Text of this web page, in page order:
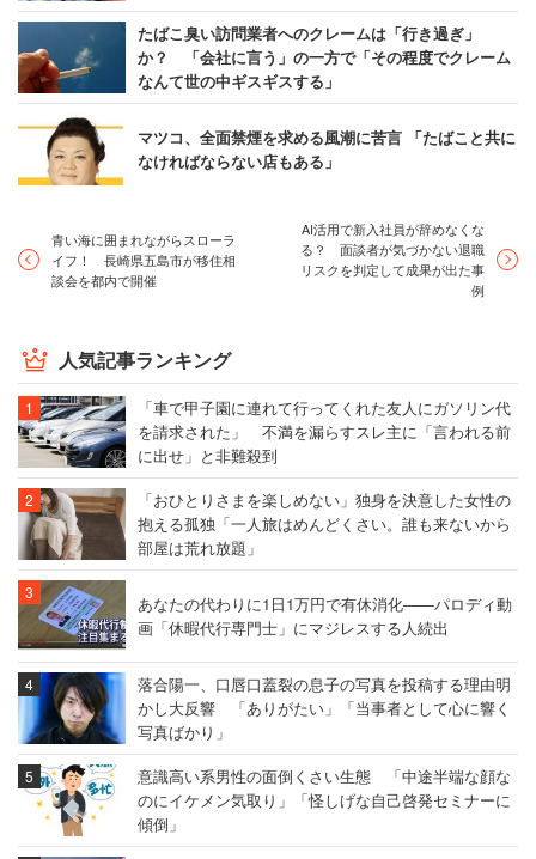
たばこ臭い訪問業者へのクレームは「行き過ぎ」
か？ 「会社に言う」の一方で「その程度でクレーム
なんて世の中ギスギスする」
マツコ、全面禁煙を求める風潮に苦言 「たばこと共に
なければならない店もある」
青い海に囲まれながらスローラ
イフ！ 長崎県五島市が移住相
談会を都内で開催
AI活用で新入社員が辞めなくな
る？ 面談者が気づかない退職
リスクを判定して成果が出た事
例
人気記事ランキング
「車で甲子園に連れて行ってくれた友人にガソリン代
を請求された」 不満を漏らすスレ主に「言われる前
に出せ」と非難殺到
「おひとりさまを楽しめない」独身を決意した女性の
抱える孤独「一人旅はめんどくさい。誰も来ないから
部屋は荒れ放題」
あなたの代わりに1日1万円で有休消化――パロディ動
画「休暇代行専門士」にマジレスする人続出
落合陽一、口唇口蓋裂の息子の写真を投稿する理由明
かし大反響 「ありがたい」「当事者として心に響く
写真ばかり」
意識高い系男性の面倒くさい生態 「中途半端な顔な
のにイケメン気取り」「怪しげな自己啓発セミナーに
傾倒」